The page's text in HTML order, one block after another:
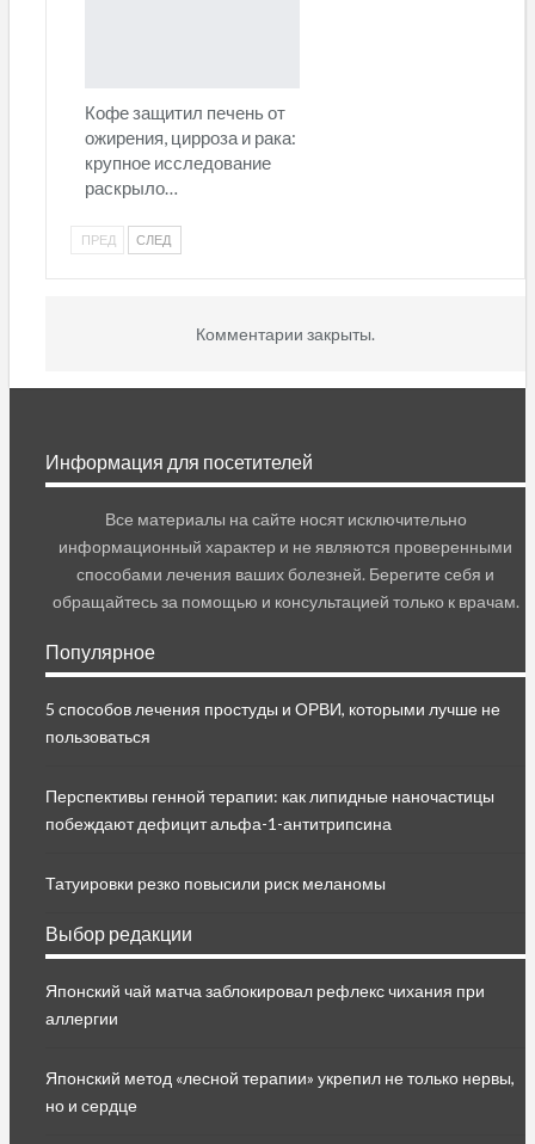
Кофе защитил печень от
ожирения, цирроза и рака:
крупное исследование
раскрыло…
ПРЕД СЛЕД
Комментарии закрыты.
Информация для посетителей
Все материалы на сайте носят исключительно
информационный характер и не являются проверенными
способами лечения ваших болезней. Берегите себя и
обращайтесь за помощью и консультацией только к врачам.
Популярное
5 способов лечения простуды и ОРВИ, которыми лучше не
пользоваться
Перспективы генной терапии: как липидные наночастицы
побеждают дефицит альфа-1-антитрипсина
Татуировки резко повысили риск меланомы
Выбор редакции
Японский чай матча заблокировал рефлекс чихания при
аллергии
Японский метод «лесной терапии» укрепил не только нервы,
но и сердце